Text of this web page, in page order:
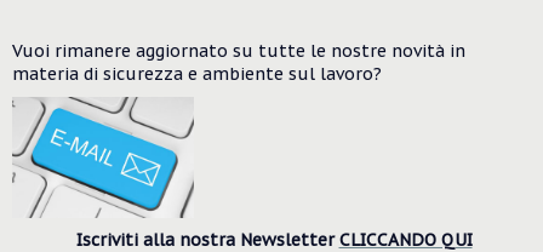
Vuoi rimanere aggiornato su tutte le nostre novità in
materia di sicurezza e ambiente sul lavoro?
Iscriviti alla nostra NewsletterCLICCANDO QUI